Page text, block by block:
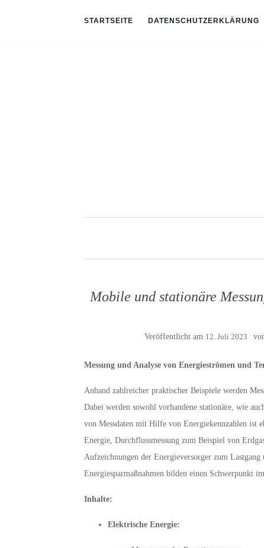
STARTSEITE DATENSCHUTZERKLÄRUNG
Mobile und stationäre
Veröffentlicht am 12. Juli 2023
Messung und Analyse von Energieströmen und
Anhand zahlreicher praktischer Beispiele werden
Dabei werden sowohl vorhandene stationäre, wie
von Messdaten mit Hilfe von Energiekennzahlen ist
Energie, Durchflussmessung zum Beispiel von
Aufzeichnungen der Energieversorger zum
Energiesparmaßnahmen bilden einen Schwerpunkt
Inhalte:
Elektrische Energie: